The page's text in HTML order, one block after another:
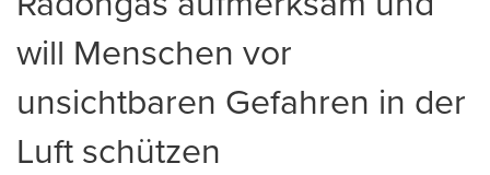
will Menschen vor
unsichtbaren Gefahren in der
Luft schützen